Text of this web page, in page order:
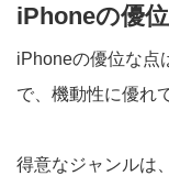
iPhoneの優
iPhoneの優位な点
で、機動性に優れ
得意なジャンルは、